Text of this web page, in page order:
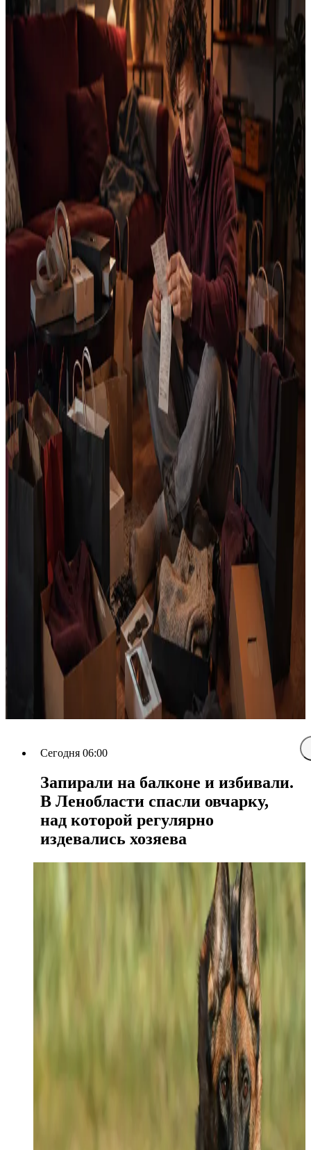
Сегодня 06:00
Запирали на балконе и избивали.
В Ленобласти спасли овчарку,
над которой регулярно
издевались хозяева